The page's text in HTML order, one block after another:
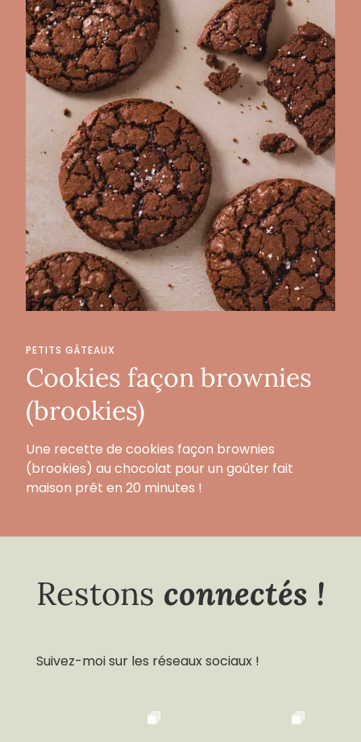
PETITS GÂTEAUX
Cookies façon brownies
(brookies)
Une recette de cookies façon brownies
(brookies) au chocolat pour un goûter fait
maison prêt en 20 minutes !
Restons connectés !
Suivez-moi sur les réseaux sociaux !